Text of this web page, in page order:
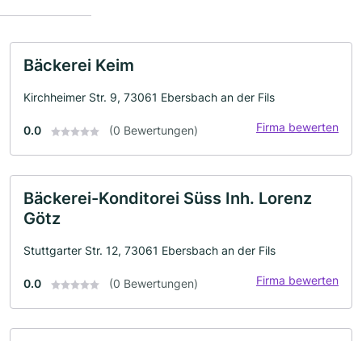
Bäckerei Keim
Kirchheimer Str. 9, 73061 Ebersbach an der Fils
0.0 (0 Bewertungen) Firma bewerten
Bäckerei-Konditorei Süss Inh. Lorenz
Götz
Stuttgarter Str. 12, 73061 Ebersbach an der Fils
0.0 (0 Bewertungen) Firma bewerten